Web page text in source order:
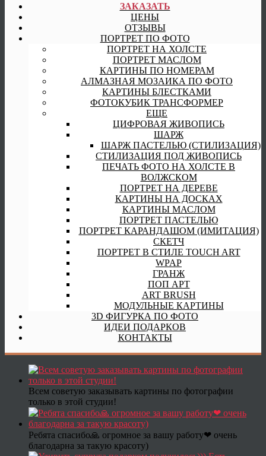
ЗАКАЗАТЬ
ЦЕНЫ
ОТЗЫВЫ
ПОРТРЕТ ПО ФОТО
ПОРТРЕТ НА ХОЛСТЕ
ПОРТРЕТ МАСЛОМ
КАРТИНЫ ПО НОМЕРАМ
АЛМАЗНАЯ МОЗАИКА ПО ФОТО
КАРТИНЫ БЛЕСТКАМИ
ФОТОКУБИК ТРАНСФОРМЕР
ЕЩЕ
ЦИФРОВАЯ ЖИВОПИСЬ
ШАРЖ
ШАРЖ ПАСТЕЛЬЮ (СТИЛИЗАЦИЯ)
СТИЛИЗАЦИЯ ПОД ЖИВОПИСЬ
ПЕЧАТЬ ФОТО НА ХОЛСТЕ В
ВОЛЖСКОМ
ПОРТРЕТ НА ДЕРЕВЕ
КАРТИНЫ НА ДОСКАХ
КАРТИНЫ МАСЛОМ
ПОРТРЕТ ПАСТЕЛЬЮ
ПОРТРЕТ КАРАНДАШОМ (ИМИТАЦИЯ)
СКЕТЧ
ПОРТРЕТ В СТИЛЕ TOUCH ART
WPAP
ГРАНЖ
ПОП АРТ
ART BRUSH
МОДУЛЬНЫЕ КАРТИНЫ
3D ФИГУРКА ПО ФОТО
ИДЕИ ПОДАРКОВ
КОНТАКТЫ
Всем советую заказывать картины по фотографии
только в этой студии!
Ребята спасибо🙏 огромное за вашу работу❤ очень
благодарна за такую красоту)